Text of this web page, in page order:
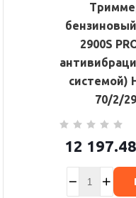
бензиновый
2900S
системой)
70/2/29
12 197.48